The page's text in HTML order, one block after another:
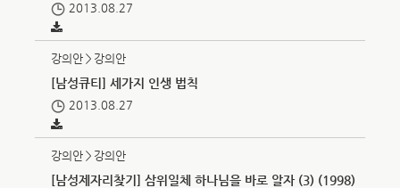
2013.08.27
강의안＞강의안
[남성큐티] 세가지 인생 법칙
2013.08.27
강의안＞강의안
[남성제자리찾기] 삼위일체 하나님을 바로 알자 (3) (1998)